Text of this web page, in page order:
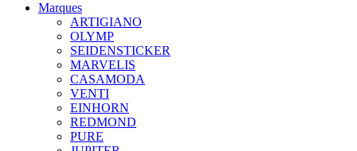
Marques
ARTIGIANO
OLYMP
SEIDENSTICKER
MARVELIS
CASAMODA
VENTI
EINHORN
REDMOND
PURE